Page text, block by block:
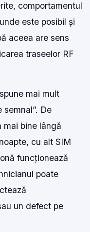
comportamentul
este posibil și
aceea are sens
traseelor RF
mai mult
De
mai bine lângă
cu alt SIM
funcționează
poate
un defect pe